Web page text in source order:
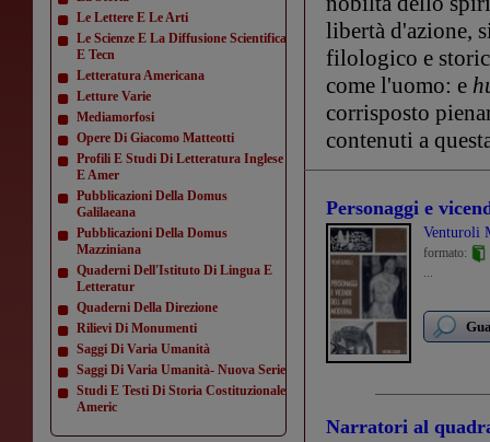
Le Lettere E Le Arti
Le Scienze E La Diffusione Scientifica
E Tecn
Letteratura Americana
Letture Varie
Mediamorfosi
Opere Di Giacomo Matteotti
Profili E Studi Di Letteratura Inglese
E Amer
Pubblicazioni Della Domus
Galilaeana
Pubblicazioni Della Domus
Mazziniana
Quaderni Dell'Istituto Di Lingua E
Letteratur
Quaderni Della Direzione
Rilievi Di Monumenti
Saggi Di Varia Umanità
Saggi Di Varia Umanità- Nuova Serie
Studi E Testi Di Storia Costituzionale
Americ
libertà d'azione,
filologico e
come l'uomo: e
corrisposto
contenuti a
Personaggi e
Venturoli
formato:
...
Narratori al